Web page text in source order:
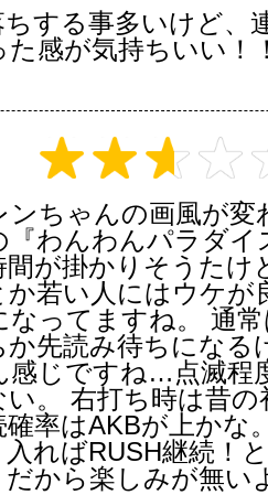
する事多いけど、
感が気持ちいい！
ンちゃんの画風が変
『わんわんパラダイ
が掛かりそうたけ
か若い人にはウケが
なってますね。 通
先読み待ちになる
感じですね…点滅程
。 右打ち時は昔の
率はAKBが上かな
ればRUSH継続！
から楽しみが無い